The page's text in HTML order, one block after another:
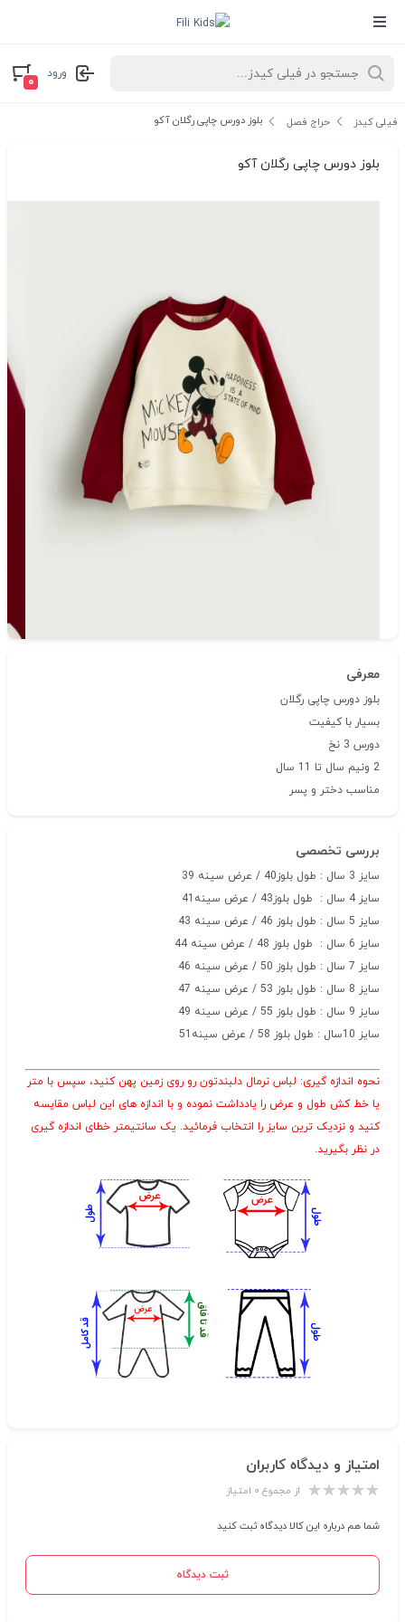
ورود
۰
فیلی کیدز حراج فصل بلوز دورس چاپی رگلان آکو
بلوز دورس چاپی رگلان آکو
معرفی
بلوز دورس چاپی رگلان
بسیار با کیفیت
دورس 3 نخ
2 ونیم سال تا 11 سال
مناسب دختر و پسر
بررسی تخصصی
سایز 3 سال : طول بلوز40 / عرض سینه 39
سایز 4 سال : طول بلوز43 / عرض سینه41
سایز 5 سال : طول بلوز 46 / عرض سینه 43
سایز 6 سال : طول بلوز 48 / عرض سینه 44
سایز 7 سال : طول بلوز 50 / عرض سینه 46
سایز 8 سال : طول بلوز 53 / عرض سینه 47
سایز 9 سال : طول بلوز 55 / عرض سینه 49
سایز 10سال : طول بلوز 58 / عرض سینه51
نحوه اندازه گیری: لباس نرمال دلبندتون رو روی زمین پهن کنید، سپس با متر
یا خط کش طول و عرض را یادداشت نموده و با اندازه های این لباس مقایسه
کنید و نزدیک ترین سایز را انتخاب فرمائید. یک سانتیمتر خطای اندازه گیری
در نظر بگیرید.
امتیاز و دیدگاه کاربران
از مجموع ۰ امتیاز
شما هم درباره این کالا دیدگاه ثبت کنید
ثبت دیدگاه